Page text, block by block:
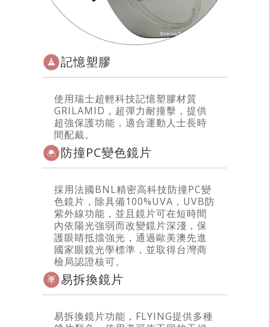
記憶塑膠
使用瑞士超輕科技記憶塑膠材質
GRILAMID，超彈力耐撞擊，提供
超強保護功能，適合運動人士長時
間配戴。
防撞PC變色鏡片
採用法國BNL精密高科技防撞PC變
色鏡片，除具備100%UVA，UVB防
紫外線功能，並且鏡片可在短時間
內依陽光強弱而改變鏡片深淺，保
護眼睛抵擋強光，通過歐美澳先進
國家眼鏡光學標準，並取得台灣商
檢局認證核可。
易拆換鏡片
易拆換鏡片功能，FLYING提供多種